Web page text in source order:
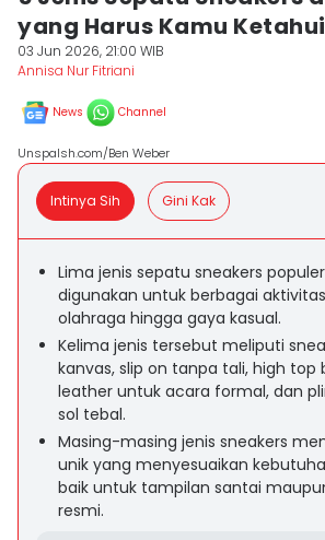
yang Harus Kamu Ketahui
03 Jun 2026, 21:00 WIB
Annisa Nur Fitriani
News Channel
Unspalsh.com/Ben Weber
Intinya Sih Gini Kak
Lima jenis sepatu sneakers
digunakan untuk berbagai
olahraga hingga gaya kasual.
Kelima jenis tersebut meliputi
kanvas, slip on tanpa tali, high top
leather untuk acara formal, dan
sol tebal.
Masing-masing jenis sneakers
unik yang menyesuaikan
baik untuk tampilan santai
resmi.